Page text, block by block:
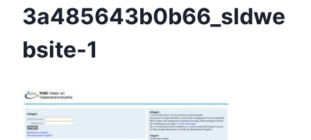
3a485643b0b66_sldwe
Bsite-1